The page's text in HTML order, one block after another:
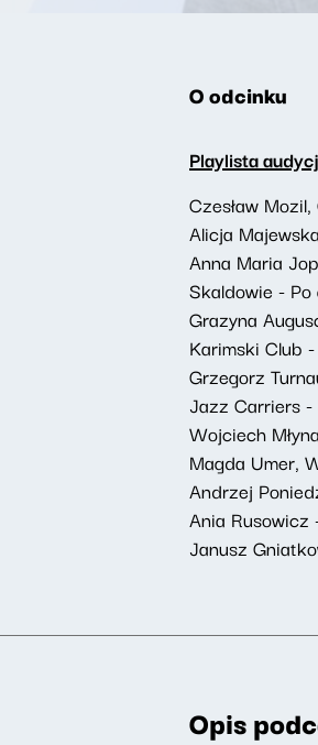
O odcinku
Playlista
Czesław
Alicja
Anna Maria
Skaldowie -
Grazyna
Karimski Club
Grzegorz
Jazz Carriers
Wojciech
Magda Umer,
Andrzej
Ania
Janusz
Opis